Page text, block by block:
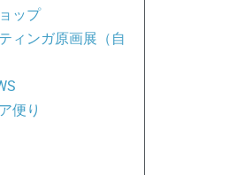
ップ
ィンガ原画展（自
便り